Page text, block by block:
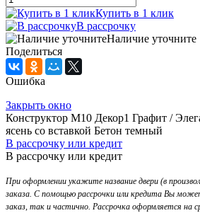
Купить в 1 клик
В рассрочку
Наличие уточните
Поделиться
Ошибка
Закрыть окно
Конструктор М10 Декор1 Графит /
ясень со вставкой Бетон темный
В рассрочку или кредит
В рассрочку или кредит
При оформлении укажите название двери (в
заказа. С помощью рассрочки или кредита Вы
заказ, так и частично. Рассрочка оформляется на